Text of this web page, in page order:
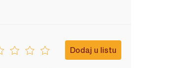
Dodaj u listu